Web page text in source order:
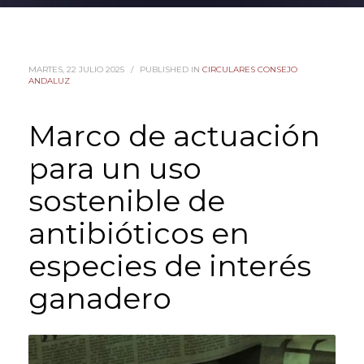
MARTES, 22 JULIO 2025 / PUBLISHED IN CIRCULARES CONSEJO
ANDALUZ
Marco de actuación
para un uso
sostenible de
antibióticos en
especies de interés
ganadero